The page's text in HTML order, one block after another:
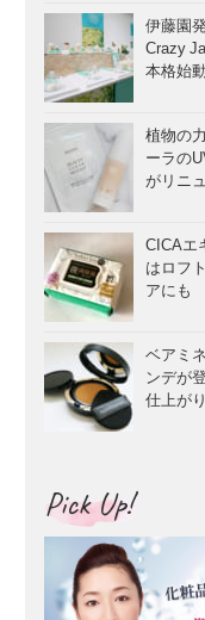
伊藤園
Crazy
本格始動
植物の
ーラの
がリニ
CICAエ
はロフ
アにも
ベアミ
ンデが
仕上がり
Pick Up!